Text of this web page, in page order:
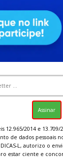
12.965/2014 e
de dados pessoais
L, autorizo o
estar ciente e